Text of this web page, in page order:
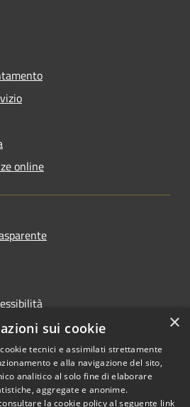
online
Copyright © 2026 • Comune di
Caltanissetta • Powered by
×
sui cookie
tecnici e assimilati strettamente
e alla navigazione del sito,
analitico al solo fine di elaborare
aggregate e anonime.
la cookie policy al seguente link